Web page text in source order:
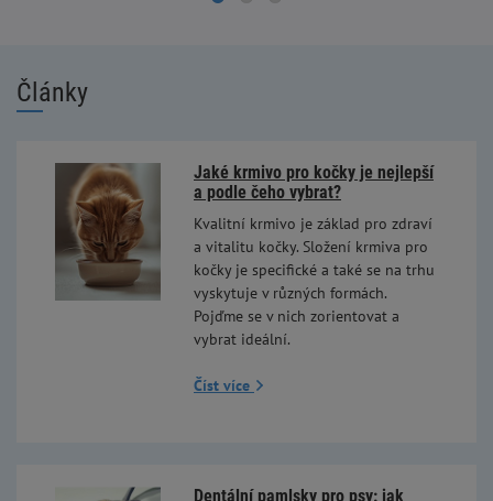
Články
Jaké krmivo pro kočky je nejlepší
a podle čeho vybrat?
Kvalitní krmivo je základ pro zdraví
a vitalitu kočky. Složení krmiva pro
kočky je specifické a také se na trhu
vyskytuje v různých formách.
Pojďme se v nich zorientovat a
vybrat ideální.
Číst více
Dentální pamlsky pro psy: jak